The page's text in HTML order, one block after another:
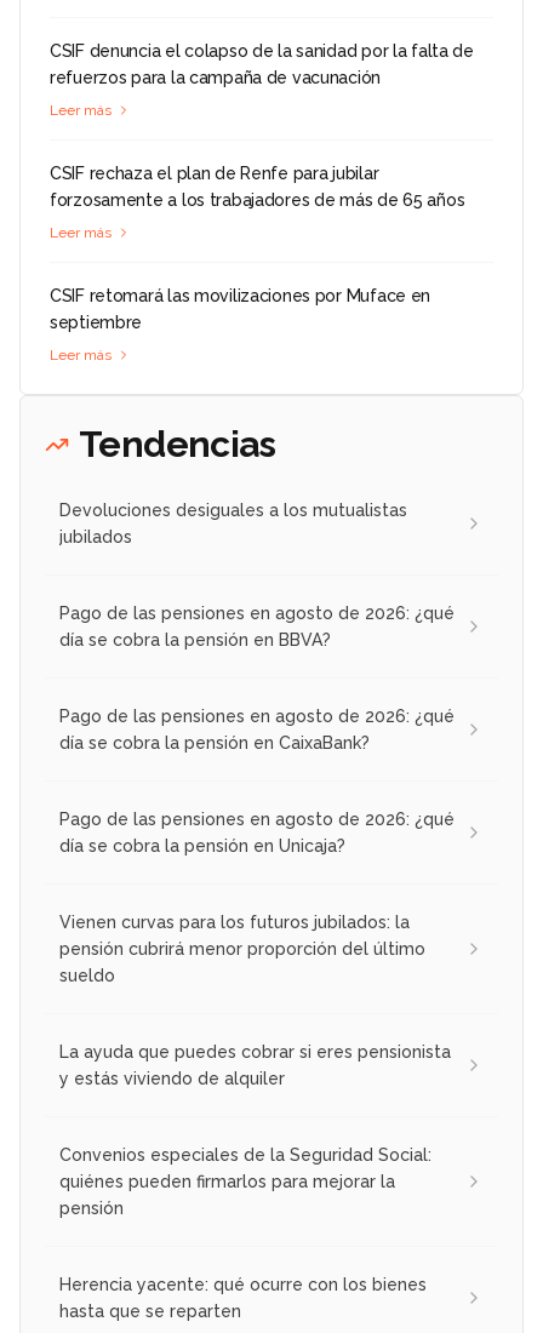
CSIF denuncia el colapso de la sanidad por la falta de
refuerzos para la campaña de vacunación
Leer más
CSIF rechaza el plan de Renfe para jubilar
forzosamente a los trabajadores de más de 65 años
Leer más
CSIF retomará las movilizaciones por Muface en
septiembre
Leer más
Tendencias
Devoluciones desiguales a los mutualistas
jubilados
Pago de las pensiones en agosto de 2026: ¿qué
día se cobra la pensión en BBVA?
Pago de las pensiones en agosto de 2026: ¿qué
día se cobra la pensión en CaixaBank?
Pago de las pensiones en agosto de 2026: ¿qué
día se cobra la pensión en Unicaja?
Vienen curvas para los futuros jubilados: la
pensión cubrirá menor proporción del último
sueldo
La ayuda que puedes cobrar si eres pensionista
y estás viviendo de alquiler
Convenios especiales de la Seguridad Social:
quiénes pueden firmarlos para mejorar la
pensión
Herencia yacente: qué ocurre con los bienes
hasta que se reparten